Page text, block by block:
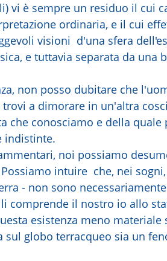
vi è sempre un residuo il cui
ordinaria, e il cui
visioni d'una sfera
e tuttavia separata da una
non posso dubitare che
a dimorare in un'altra
che conosciamo e della
indistinte.
noi possiamo
intuire che, nei
- non sono
comprende il nostro io allo
esistenza meno materiale
sul globo terracqueo sia un